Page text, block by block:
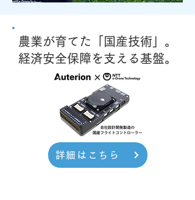
農業が育てた「国産技術」。
経済安全保障を支える基盤。
詳細はこちら